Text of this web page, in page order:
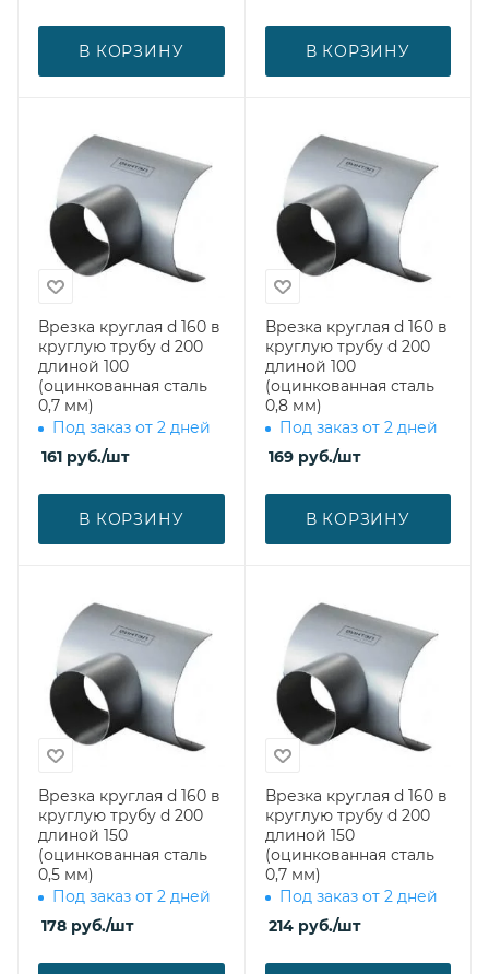
В КОРЗИНУ В КОРЗИНУ
Врезка круглая d 160 в
круглую трубу d 200
длиной 100
(оцинкованная сталь
0,7 мм)
Под заказ от 2 дней
161 руб./шт
В КОРЗИНУ
Врезка круглая d 160 в
круглую трубу d 200
длиной 100
(оцинкованная сталь
0,8 мм)
Под заказ от 2 дней
169руб./шт
В КОРЗИНУ
Врезка круглая d 160 в
круглую трубу d 200
длиной 150
(оцинкованная сталь
0,5 мм)
Под заказ от 2 дней
178 руб./шт
Врезка круглая d 160 в
круглую трубу d 200
длиной 150
(оцинкованная сталь
0,7 мм)
Под заказ от 2 дней
214руб./шт